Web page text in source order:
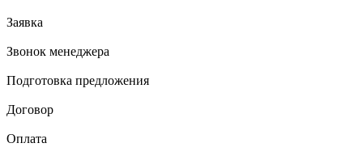
Заявка
Звонок менеджера
Подготовка предложения
Договор
Оплата